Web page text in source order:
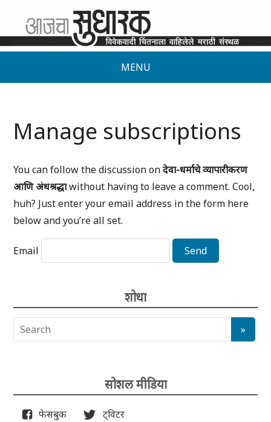
MENU
Manage subscriptions
You can follow the discussion onदेवा-धर्माचे व्यापारीकरण
आणि अंधश्रद्धाwithout having to leave a comment. Cool,
huh? Just enter your email address in the form here
below and you’re all set.
Email
शोधा
सोशल मीडिया
फेसबुक ट्विटर